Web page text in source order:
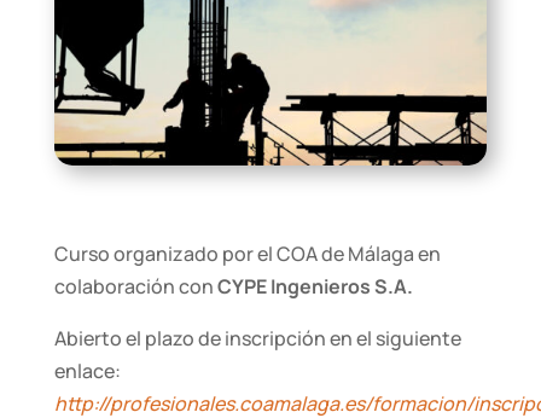
Curso organizado por el COA de Málaga en
colaboración conCYPE Ingenieros S.A.
Abierto el plazo de inscripción en el siguiente
enlace:
http://profesionales.coamalaga.es/formacion/